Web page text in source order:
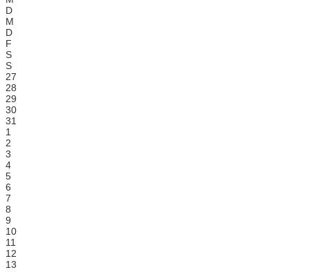
D
M
D
F
S
S
27
28
29
30
31
1
2
3
4
5
6
7
8
9
10
11
12
13